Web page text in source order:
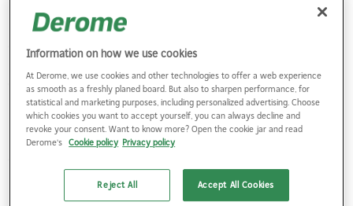
kommunikation kopplad till almanackan, exempelvis i sociala
medier.
Derome Skog äger ej rätt att använda de bilder som inte
Derome Skog äger rätt att digitalt editera vinnande bilder
genom att exempelvis beskära bilden eller justera
färgbalans, kontrast och/eller mättnad för att få bilden att
fungera i tryck – utan att påverka bildens helhetsintryck.
fotografen. Fotografens ideella rättigheter (3§
Upphovslagen) berörs inte av avtalet.
Information on how we use cookies
At Derome, we use cookies and other technologies to offer a web experience
as smooth as a freshly planed board. But also to sharpen performance, for
statistical and marketing purposes, including personalized advertising. Choose
which cookies you want to accept yourself, you can always decline and
revoke your consent. Want to know more? Open the cookie jar and read
Derome's Cookie policy Privacy policy
Reject All Accept All Cookies